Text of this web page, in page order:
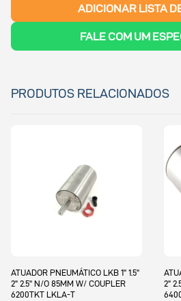
ADICIONAR LISTA
FALE COM UM
PRODUTOS RELACIONADOS
ATUADOR PNEUMÁTICO LKB 1" 1.5"
2" 2.5" A/A 85MM SAME AS B53-
6400